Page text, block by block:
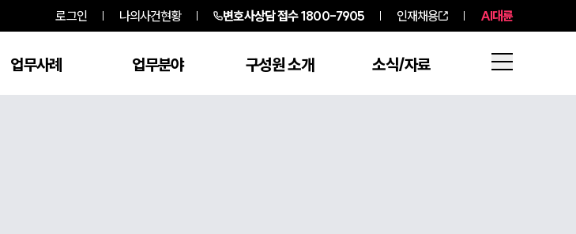
로그인 나의사건현황 변호사상담 접수1800-7905 인재채용 AI대륜
업무사례 업무분야 구성원 소개 소식/자료